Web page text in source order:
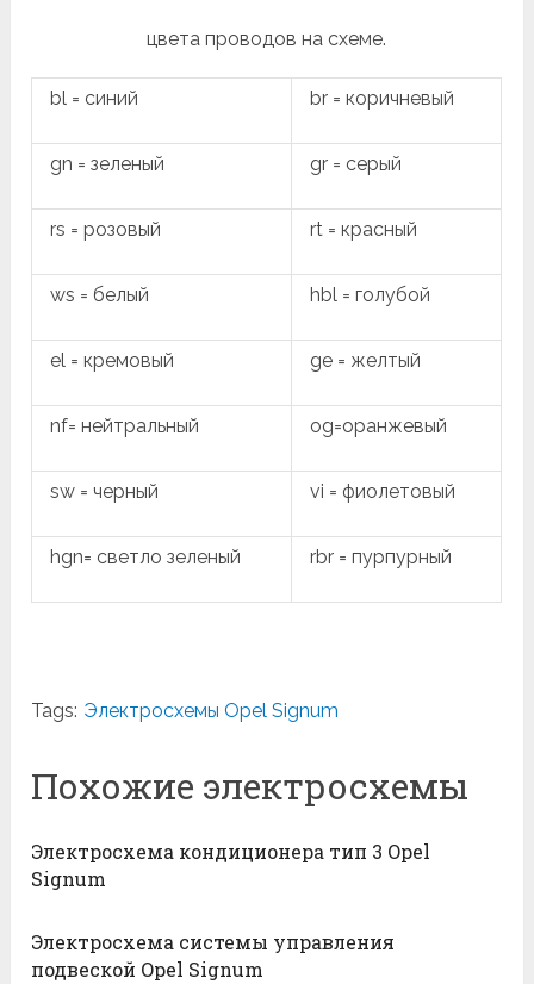
цвета проводов на схеме.
bl = синий br = коричневый
gn = зеленый gr = серый
rs = розовый rt = красный
ws = белый hbl = голубой
el = кремовый ge = желтый
nf= нейтральный og=оранжевый
sw = черный vi = фиолетовый
hgn= светло зеленый rbr = пурпурный
Tags: Электросхемы Opel Signum
Похожие электросхемы
Электросхема кондиционера тип 3 Opel
Signum
Электросхема системы управления
подвеской Opel Signum